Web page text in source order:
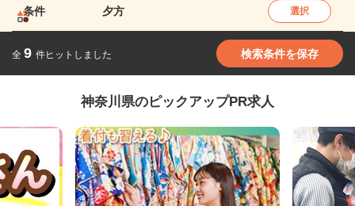
条件 夕方 選択
全 9 件ヒットしました 検索条件を保存
神奈川県のピックアップPR求人